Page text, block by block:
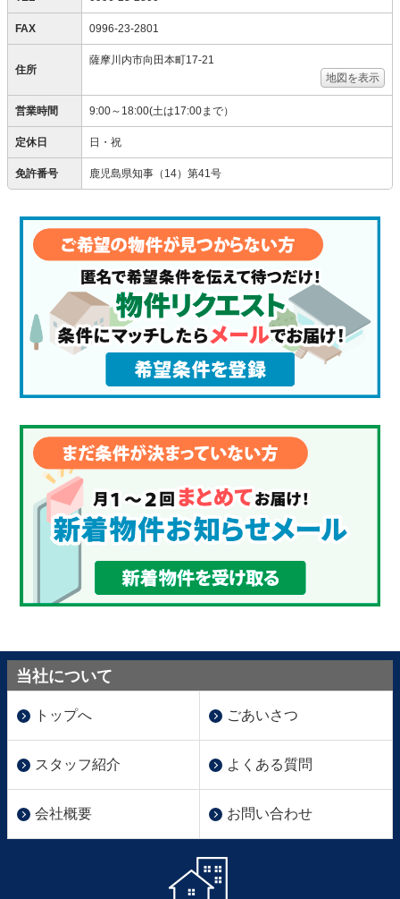
FAX 0996-23-2801
住所
薩摩川内市向田本町17-21
地図を表示
営業時間 9:00～18:00(土は17:00まで）
定休日 日・祝
免許番号 鹿児島県知事（14）第41号
当社について
トップへ ごあいさつ
スタッフ紹介 よくある質問
会社概要 お問い合わせ